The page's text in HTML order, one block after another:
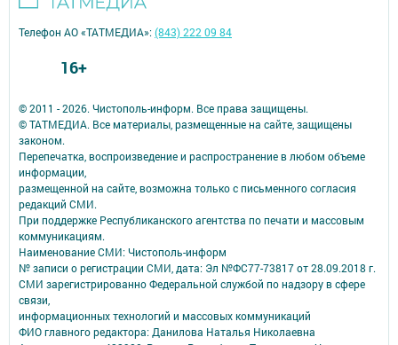
© 2011 - 2026. Чистополь-информ. Все права защищены.
© ТАТМЕДИА. Все материалы, размещенные на сайте, защищены
законом.
Перепечатка, воспроизведение и распространение в любом объеме
информации,
размещенной на сайте, возможна только с письменного согласия
редакций СМИ.
При поддержке Республиканского агентства по печати и массовым
коммуникациям.
Наименование СМИ: Чистополь-информ
№ записи о регистрации СМИ, дата: Эл №ФС77-73817 от 28.09.2018 г.
СМИ зарегистрированно Федеральной службой по надзору в сфере
связи,
информационных технологий и массовых коммуникаций
ФИО главного редактора: Данилова Наталья Николаевна
Телефон АО «ТАТМЕДИА»:(843) 222 09 84
16+